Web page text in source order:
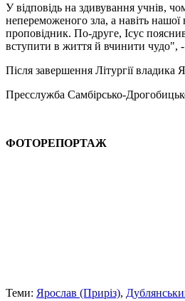
У відповідь на здивування учнів,
непереможеного зла, а навіть
проповідник. По-друге, Ісус
вступити в життя й вчинити чудо",
Після завершення Літургії владика
Пресслужба Самбірсько-
ФОТОРЕПОРТАЖ
Теми: Ярослав (Приріз),